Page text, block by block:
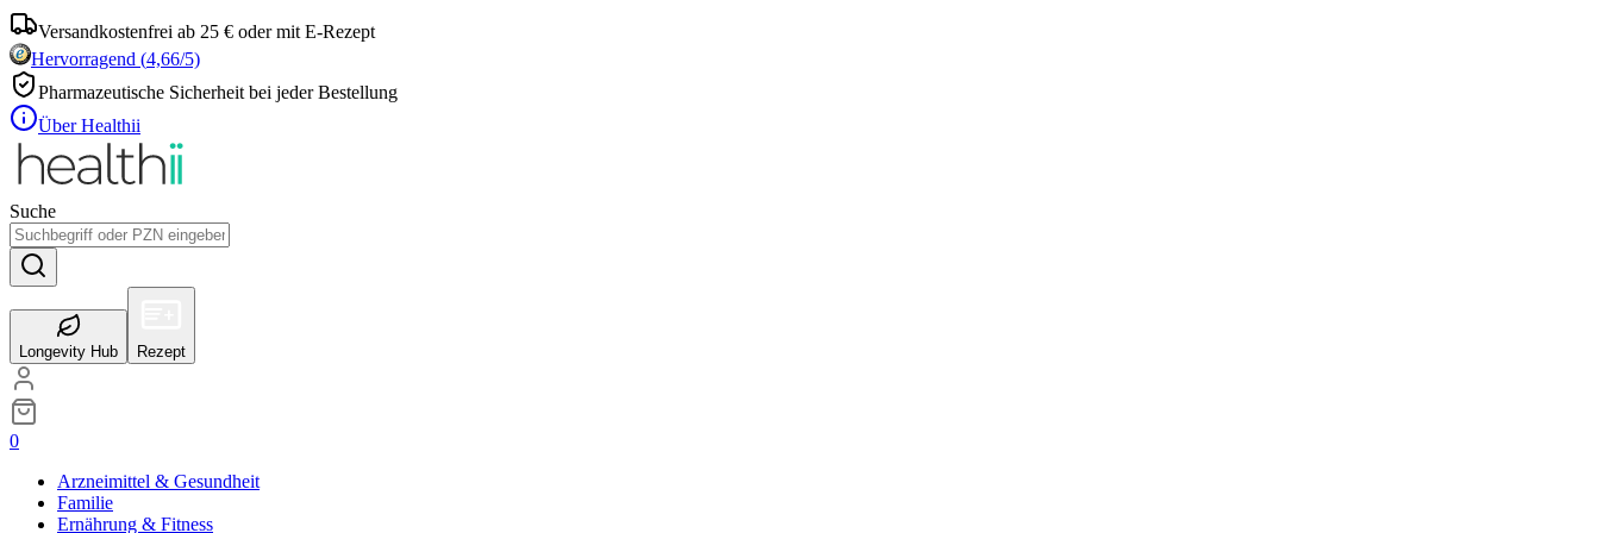
Versandkostenfrei ab 25 € oder mit E-Rezept
Hervorragend (4,66/5)
Pharmazeutische Sicherheit bei jeder Bestellung
Über Healthii
Suche
Longevity Hub Rezept
0
Arzneimittel & Gesundheit
Familie
Ernährung & Fitness